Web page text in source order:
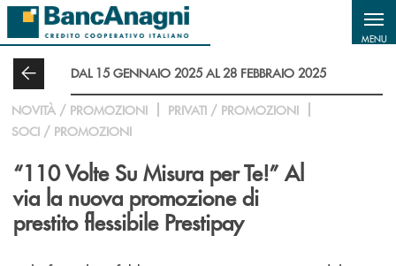
Salta al contenuto principale
MENU
DAL 15 GENNAIO 2025 AL 28 FEBBRAIO 2025
NOVITÀ / PROMOZIONI
PRIVATI / PROMOZIONI
SOCI / PROMOZIONI
“110 Volte Su Misura per Te!” Al
via la nuova promozione di
prestito flessibile Prestipay